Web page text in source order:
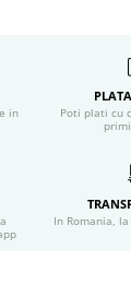
in
Poti plati cu
In Romania,